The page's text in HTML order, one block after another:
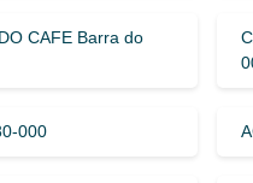
CAFE Barra do
000